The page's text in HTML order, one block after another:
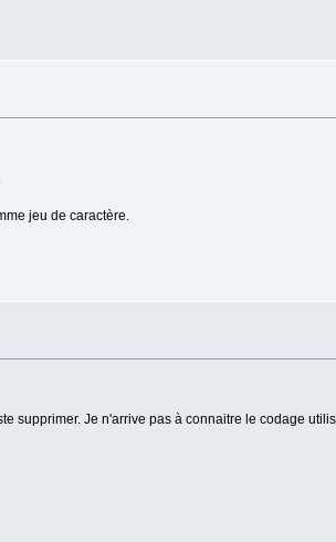
jeu de caractère.
supprimer. Je n'arrive pas à connaitre le codage